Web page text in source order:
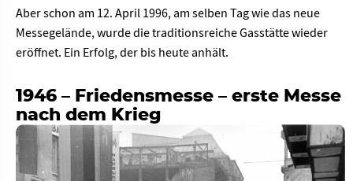
Aber schon am 12. April 1996, am selben Tag wie das neue
Messegelände, wurde die traditionsreiche Gasstätte wieder
eröffnet. Ein Erfolg, der bis heute anhält.
1946 – Friedensmesse – erste Messe
nach dem Krieg